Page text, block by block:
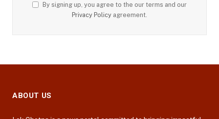
By signing up, you agree to the our terms and our
Privacy Policy agreement.
ABOUT US